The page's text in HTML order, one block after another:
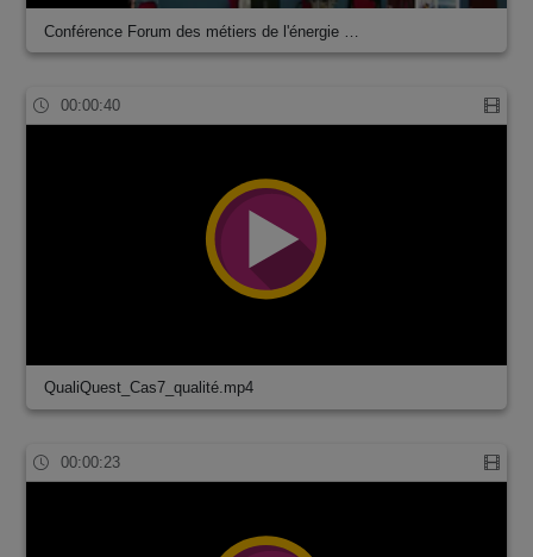
Conférence Forum des métiers de l'énergie …
00:00:40
QualiQuest_Cas7_qualité.mp4
00:00:23